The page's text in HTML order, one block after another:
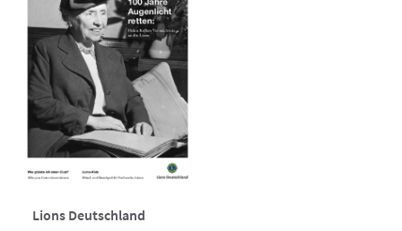
Lions Deutschland